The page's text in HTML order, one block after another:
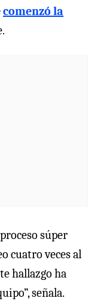
comenzó la
súper
cuatro veces al
hallazgo ha
señala.